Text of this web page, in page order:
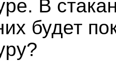
В
будет